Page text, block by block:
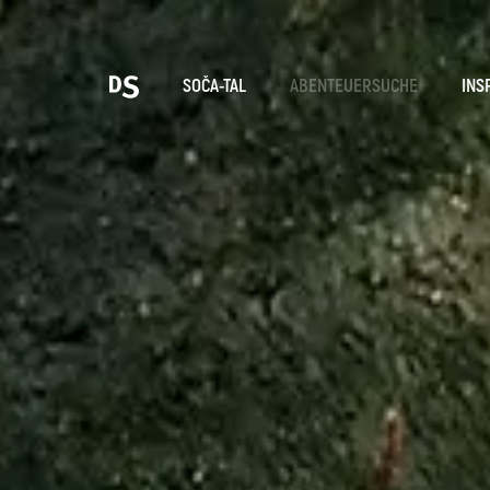
SOČA-TAL ABENTEUERSUCHE
Suche...
Vorschläge
TOLMINER KLAMMEN